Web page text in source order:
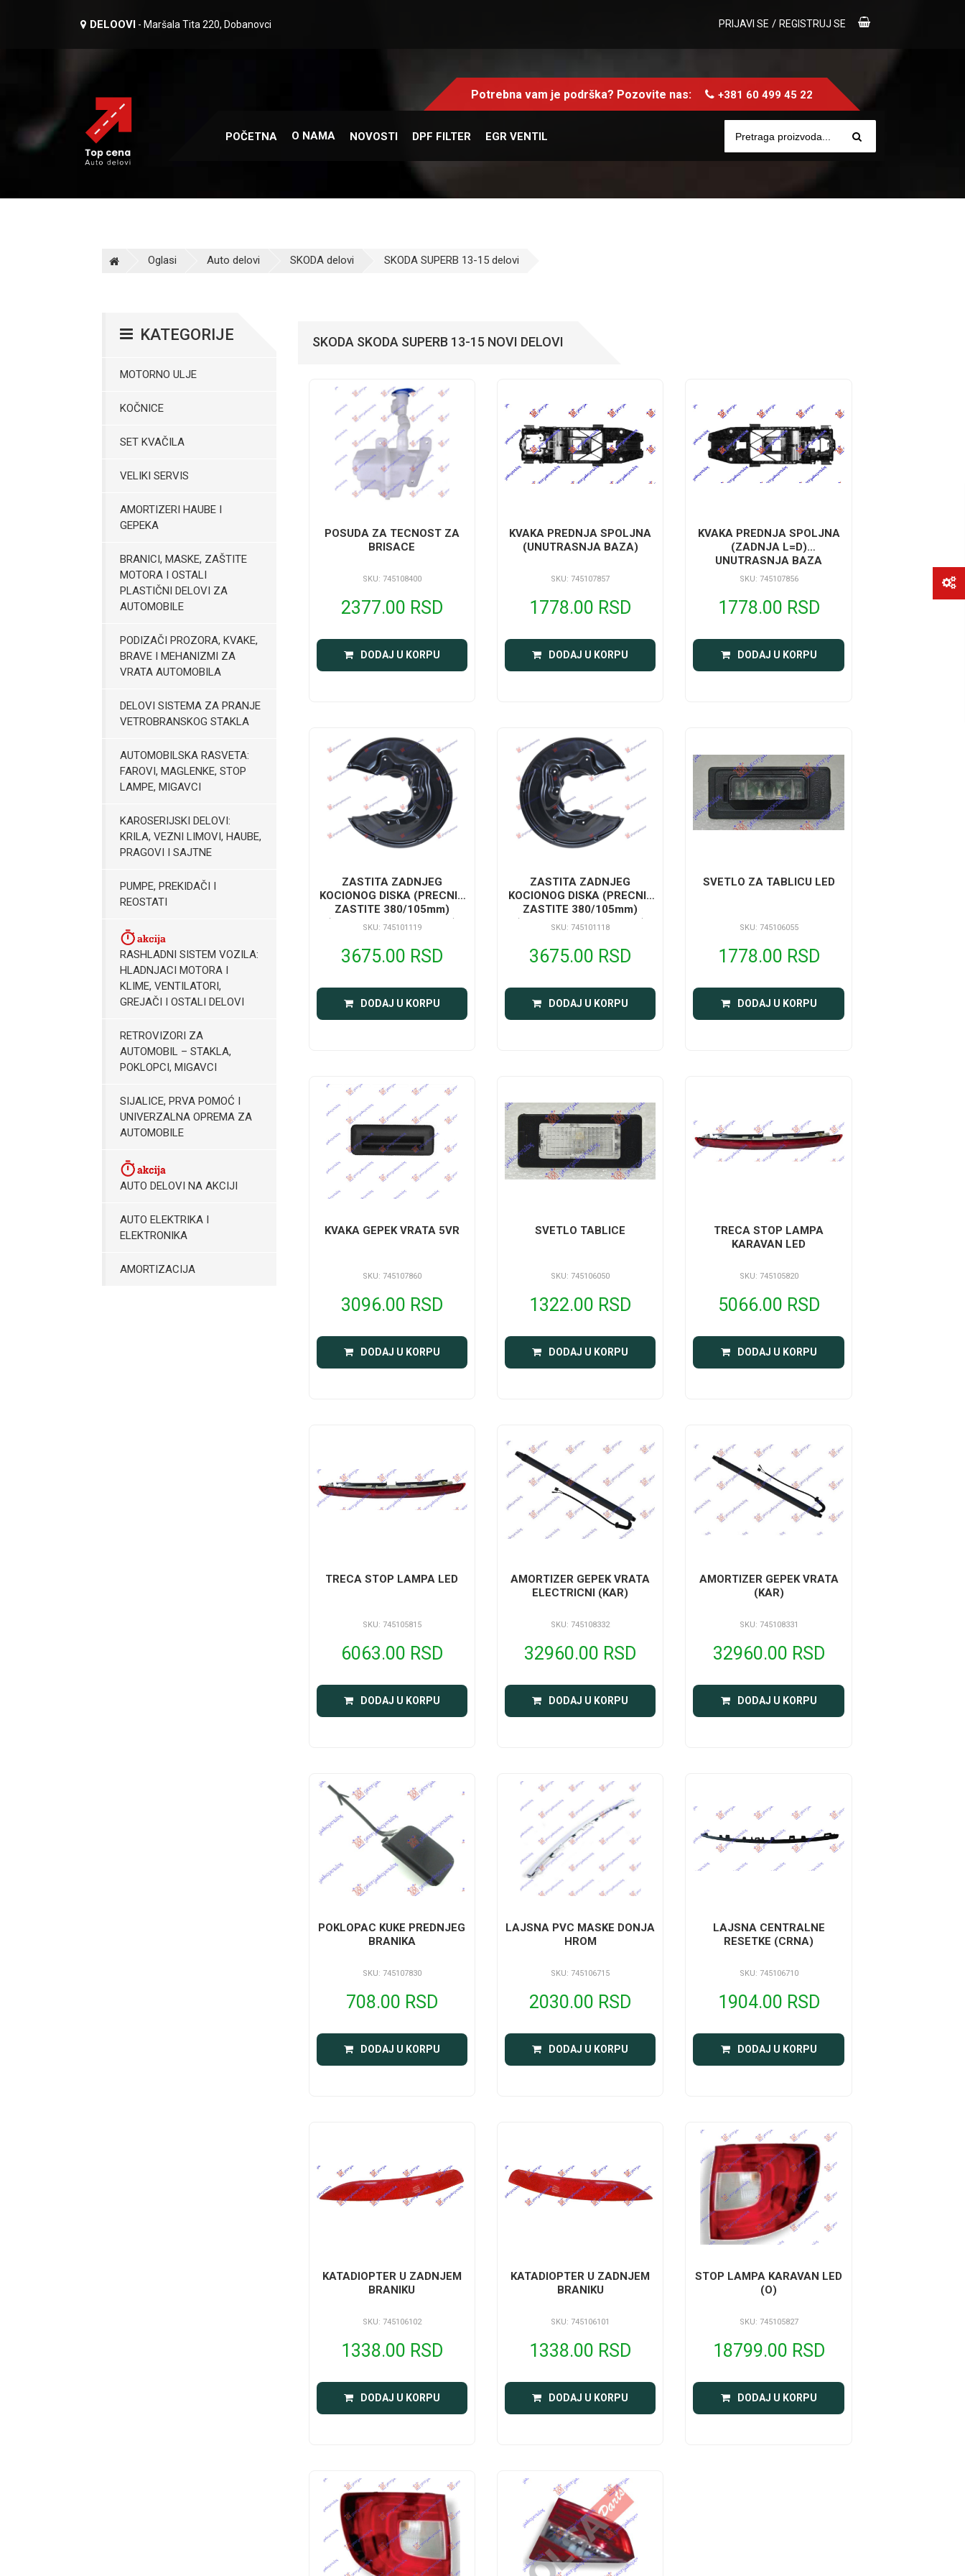
DELOOVI - Maršala Tita 220, Dobanovci PRIJAVI SE / REGISTRUJ SE
Potrebna vam je podrška? Pozovite nas: +381 60 499 45 22
POČETNA O NAMA NOVOSTI DPF FILTER EGR VENTIL
Oglasi Auto delovi SKODA delovi SKODA SUPERB 13-15 delovi
KATEGORIJE
MOTORNO ULJE
KOČNICE
SET KVAČILA
VELIKI SERVIS
AMORTIZERI HAUBE I
GEPEKA
BRANICI, MASKE, ZAŠTITE
MOTORA I OSTALI
PLASTIČNI DELOVI ZA
AUTOMOBILE
PODIZAČI PROZORA, KVAKE,
BRAVE I MEHANIZMI ZA
VRATA AUTOMOBILA
DELOVI SISTEMA ZA PRANJE
VETROBRANSKOG STAKLA
AUTOMOBILSKA RASVETA:
FAROVI, MAGLENKE, STOP
LAMPE, MIGAVCI
KAROSERIJSKI DELOVI:
KRILA, VEZNI LIMOVI, HAUBE,
PRAGOVI I SAJTNE
PUMPE, PREKIDAČI I
REOSTATI
RASHLADNI SISTEM VOZILA:
HLADNJACI MOTORA I
KLIME, VENTILATORI,
GREJAČI I OSTALI DELOVI
RETROVIZORI ZA
AUTOMOBIL – STAKLA,
POKLOPCI, MIGAVCI
SIJALICE, PRVA POMOĆ I
UNIVERZALNA OPREMA ZA
AUTOMOBILE
AUTO DELOVI NA AKCIJI
AUTO ELEKTRIKA I
ELEKTRONIKA
AMORTIZACIJA
SKODA SKODA SUPERB 13-15 NOVI DELOVI
POSUDA ZA TECNOST ZA
BRISACE
SKU: 745108400
2377.00 RSD
DODAJ U KORPU
KVAKA PREDNJA SPOLJNA
(UNUTRASNJA BAZA)
SKU: 745107857
1778.00 RSD
DODAJ U KORPU
KVAKA PREDNJA SPOLJNA
(ZADNJA L=D)
UNUTRASNJA BAZA
SKU: 745107856
1778.00 RSD
DODAJ U KORPU
ZASTITA ZADNJEG
KOCIONOG DISKA (PRECNIK
ZASTITE 380/105mm)
(PRECNIK DISKA 310mm)
SKU: 745101119
3675.00 RSD
DODAJ U KORPU
ZASTITA ZADNJEG
KOCIONOG DISKA (PRECNIK
ZASTITE 380/105mm)
(PRECNIK DISKA 310mm)
SKU: 745101118
3675.00 RSD
DODAJ U KORPU
SVETLO ZA TABLICU LED
SKU: 745106055
1778.00 RSD
DODAJ U KORPU
KVAKA GEPEK VRATA 5VR
SKU: 745107860
3096.00 RSD
DODAJ U KORPU
SVETLO TABLICE
SKU: 745106050
1322.00 RSD
DODAJ U KORPU
TRECA STOP LAMPA
KARAVAN LED
SKU: 745105820
5066.00 RSD
DODAJ U KORPU
TRECA STOP LAMPA LED
SKU: 745105815
6063.00 RSD
DODAJ U KORPU
AMORTIZER GEPEK VRATA
ELECTRICNI (KAR)
SKU: 745108332
32960.00 RSD
DODAJ U KORPU
AMORTIZER GEPEK VRATA
(KAR)
SKU: 745108331
32960.00 RSD
DODAJ U KORPU
POKLOPAC KUKE PREDNJEG
BRANIKA
SKU: 745107830
708.00 RSD
DODAJ U KORPU
LAJSNA PVC MASKE DONJA
HROM
SKU: 745106715
2030.00 RSD
DODAJ U KORPU
LAJSNA CENTRALNE
RESETKE (CRNA)
SKU: 745106710
1904.00 RSD
DODAJ U KORPU
KATADIOPTER U ZADNJEM
BRANIKU
SKU: 745106102
1338.00 RSD
DODAJ U KORPU
KATADIOPTER U ZADNJEM
BRANIKU
SKU: 745106101
1338.00 RSD
DODAJ U KORPU
STOP LAMPA KARAVAN LED
(O)
SKU: 745105827
18799.00 RSD
DODAJ U KORPU